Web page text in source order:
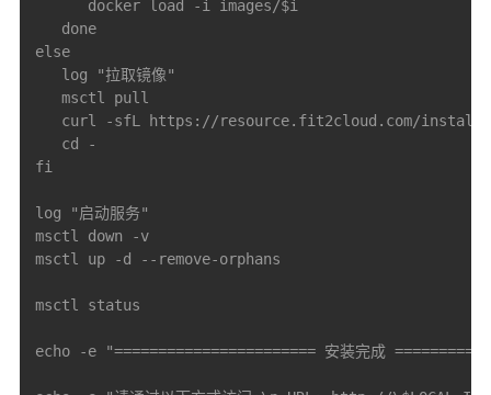
      docker load -i images/$i
   done
else
   log "拉取镜像"
   msctl pull
curl -sfL https://resource.fit2cloud.com/
   cd -
fi
log "启动服务"
msctl down -v
msctl up -d --remove-orphans
msctl status
echo -e "======================= 安装完成